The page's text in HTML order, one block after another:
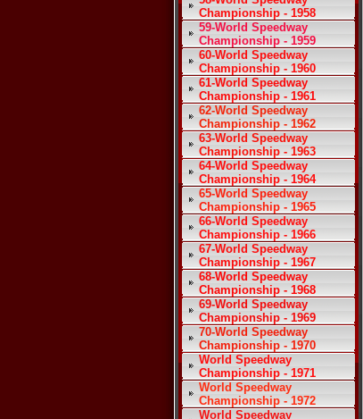
Championship - 1958
59-World Speedway
Championship - 1959
60-World Speedway
Championship - 1960
61-World Speedway
Championship - 1961
62-World Speedway
Championship - 1962
63-World Speedway
Championship - 1963
64-World Speedway
Championship - 1964
65-World Speedway
Championship - 1965
66-World Speedway
Championship - 1966
67-World Speedway
Championship - 1967
68-World Speedway
Championship - 1968
69-World Speedway
Championship - 1969
70-World Speedway
Championship - 1970
World Speedway
Championship - 1971
World Speedway
Championship - 1972
World Speedway